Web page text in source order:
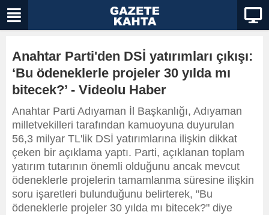
Anahtar Parti'den DSİ yatırımları çıkışı:
‘Bu ödeneklerle projeler 30 yılda mı
bitecek?’ - Videolu Haber
Anahtar Parti Adıyaman İl Başkanlığı, Adıyaman
milletvekilleri tarafından kamuoyuna duyurulan
56,3 milyar TL'lik DSİ yatırımlarına ilişkin dikkat
çeken bir açıklama yaptı. Parti, açıklanan toplam
yatırım tutarının önemli olduğunu ancak mevcut
ödeneklerle projelerin tamamlanma süresine ilişkin
soru işaretleri bulunduğunu belirterek, "Bu
ödeneklerle projeler 30 yılda mı bitecek?" diye